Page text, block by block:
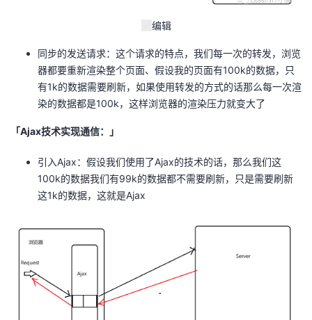
编辑
同步的发送请求：这个请求的特点，我们每一次的转发，浏览
器都要重新渲染整个页面、假设我的页面有100k的数据，只
有1k的数据需要刷新，如果使用转发的方式的话那么每一次渲
染的数据都是100k，这样浏览器的渲染压力就变大了
「Ajax技术实现通信：」
引入Ajax：假设我们使用了Ajax的技术的话，那么我们这
100k的数据我们有99k的数据都不需要刷新，只是需要刷新
这1k的数据，这就是Ajax